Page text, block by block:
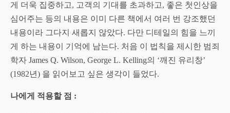
게 더욱 집중하고, 고객의 기대를 초과하고, 좋은 첫인상을
심어주는 등의 내용은 이미 다른 책에서 여러 번 강조했던
내용이라 그다지 새롭지 않았다. 다만 디테일의 힘을 느끼
게 하는 내용이 기억에 남는다. 처음 이 법칙을 제시한 범죄
학자 James Q. Wilson, George L. Kelling의 ‘깨진 유리창’
(1982년) 을 읽어보고 싶은 생각이 들었다.
나에게 적용할 점 :